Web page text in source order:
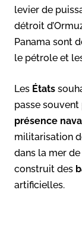
levier de
détroit
Panama sont
le pétrole et
Les États
passe
présence
militarisation
dans la mer
construit des
artificielles.